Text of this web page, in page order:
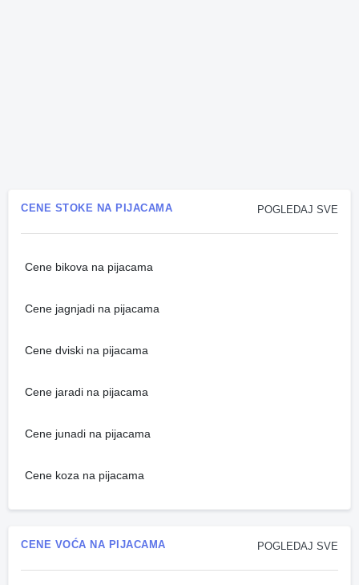
POGLEDAJ SVE
CENE STOKE NA PIJACAMA
Cene bikova na pijacama
Cene jagnjadi na pijacama
Cene dviski na pijacama
Cene jaradi na pijacama
Cene junadi na pijacama
Cene koza na pijacama
POGLEDAJ SVE
CENE VOĆA NA PIJACAMA